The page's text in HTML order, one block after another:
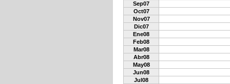
Sep07
Oct07
Nov07
Dic07
Ene08
Feb08
Mar08
Abr08
May08
Jun08
Jul08